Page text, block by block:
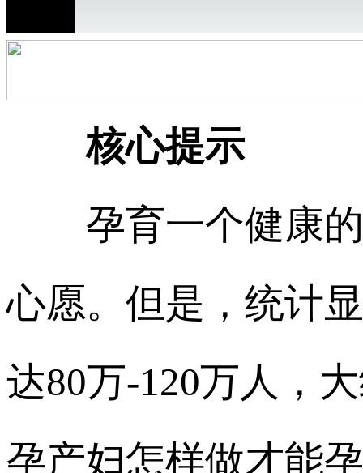
核心提示
孕育一个健康的
心愿。但是，统计
达80万-120万人，
孕产妇怎样做才能